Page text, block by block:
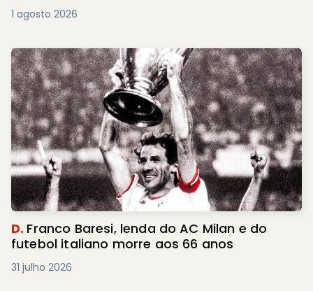
1 agosto 2026
D. Franco Baresi, lenda do AC Milan e do
futebol italiano morre aos 66 anos
31 julho 2026